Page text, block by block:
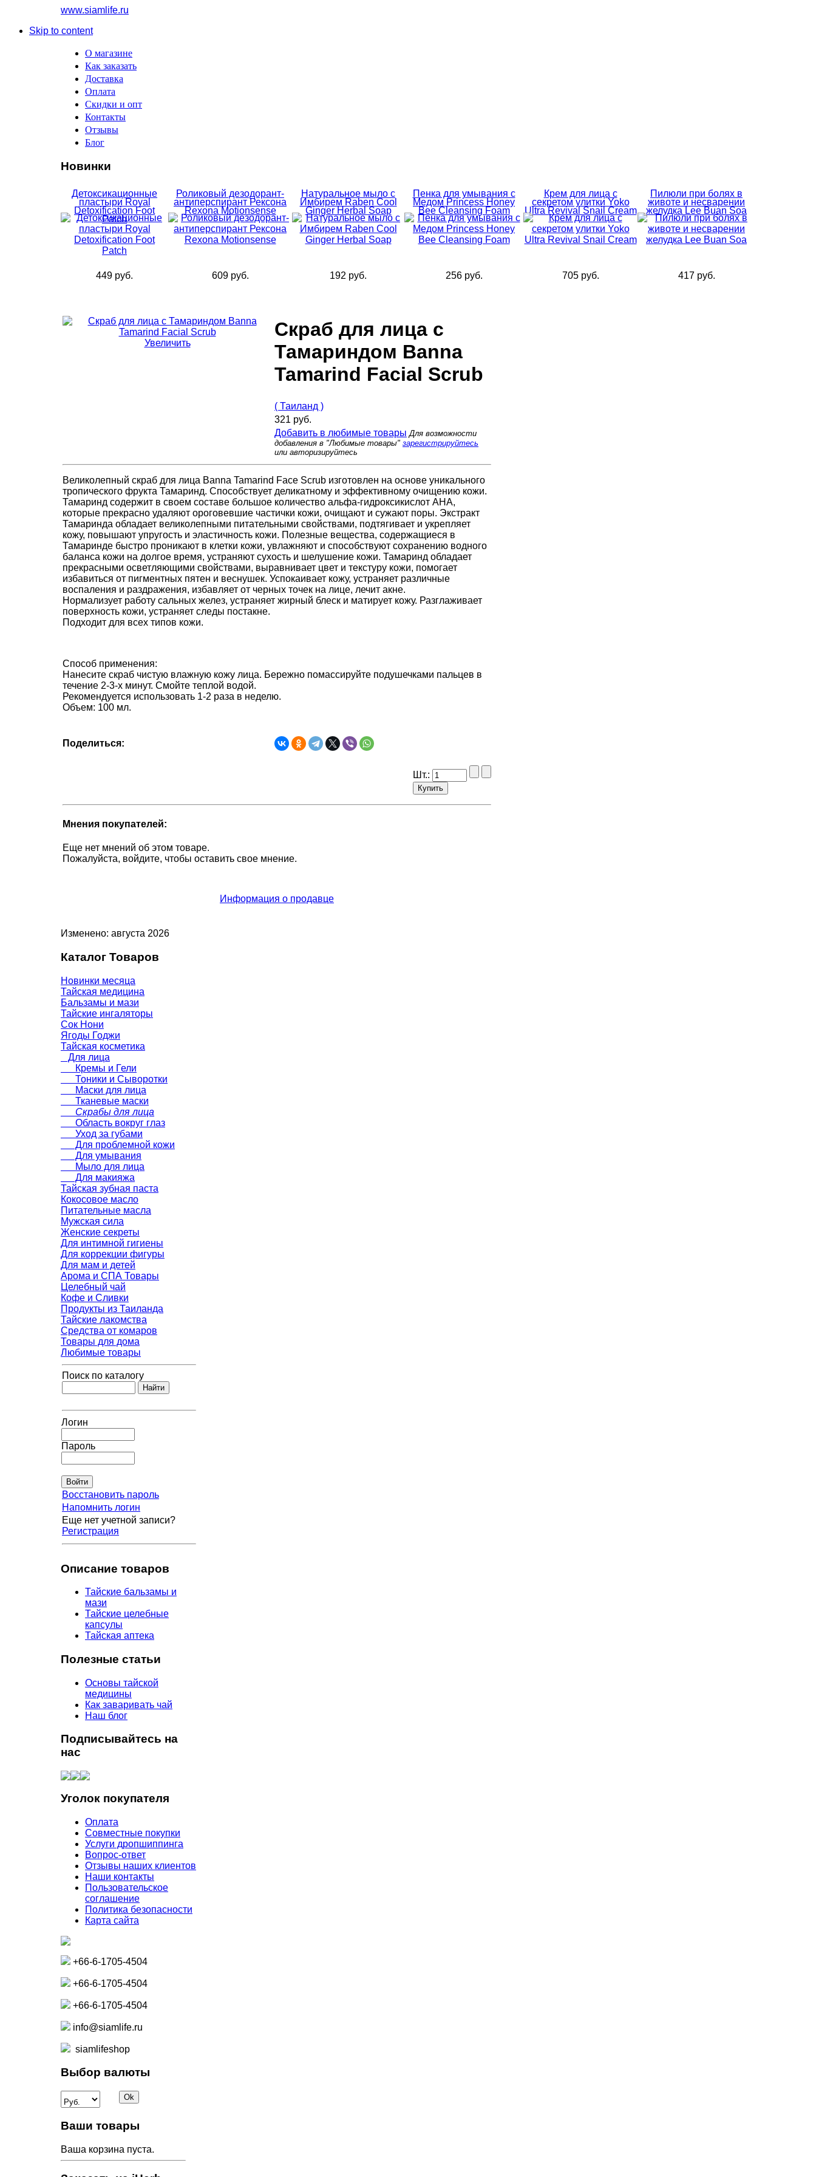
www.siamlife.ru
Skip to content
О магазине
Как заказать
Доставка
Оплата
Скидки и опт
Контакты
Отзывы
Блог
Новинки
Детоксикационные
пластыри Royal
Detoxification Foot
Patch
449 руб.
Роликовый дезодорант-
антиперспирант Рексона
Rexona Motionsense
609 руб.
Натуральное мыло с
Имбирем Raben Cool
Ginger Herbal Soap
192 руб.
Пенка для умывания с
Медом Princess Honey
Bee Cleansing Foam
256 руб.
Крем для лица с
секретом улитки Yoko
Ultra Revival Snail Cream
705 руб.
Пилюли при болях в
животе и несварении
желудка Lee Buan Soa
417 руб.
Увеличить
Скраб для лица с
Тамариндом Banna
Tamarind Facial Scrub
( Таиланд )
321 руб.
Добавить в любимые товары Для возможности
добавления в "Любимые товары" зарегистрируйтесь
или авторизируйтесь
Великолепный скраб для лица Banna Tamarind Face Scrub изготовлен на основе уникального
тропического фрукта Тамаринд. Способствует деликатному и эффективному очищению кожи.
Тамаринд содержит в своем составе большое количество альфа-гидроксикислот АНА,
которые прекрасно удаляют ороговевшие частички кожи, очищают и сужают поры. Экстракт
Тамаринда обладает великолепными питательными свойствами, подтягивает и укрепляет
кожу, повышают упругость и эластичность кожи. Полезные вещества, содержащиеся в
Тамаринде быстро проникают в клетки кожи, увлажняют и способствуют сохранению водного
баланса кожи на долгое время, устраняют сухость и шелушение кожи. Тамаринд обладает
прекрасными осветляющими свойствами, выравнивает цвет и текстуру кожи, помогает
избавиться от пигментных пятен и веснушек. Успокаивает кожу, устраняет различные
воспаления и раздражения, избавляет от черных точек на лице, лечит акне.
Нормализует работу сальных желез, устраняет жирный блеск и матирует кожу. Разглаживает
поверхность кожи, устраняет следы постакне.
Подходит для всех типов кожи.
Способ применения:
Нанесите скраб чистую влажную кожу лица. Бережно помассируйте подушечками пальцев в
течение 2-3-х минут. Смойте теплой водой.
Рекомендуется использовать 1-2 раза в неделю.
Объем: 100 мл.
Поделиться:
Шт.:
Мнения покупателей:
Еще нет мнений об этом товаре.
Пожалуйста, войдите, чтобы оставить свое мнение.
Информация о продавце
Изменено: августа 2026
Каталог Товаров
Новинки месяца
Тайская медицина
Бальзамы и мази
Тайские ингаляторы
Сок Нони
Ягоды Годжи
Тайская косметика
Для лица
Кремы и Гели
Тоники и Сыворотки
Маски для лица
Тканевые маски
Скрабы для лица
Область вокруг глаз
Уход за губами
Для проблемной кожи
Для умывания
Мыло для лица
Для макияжа
Тайская зубная паста
Кокосовое масло
Питательные масла
Мужская сила
Женские секреты
Для интимной гигиены
Для коррекции фигуры
Для мам и детей
Арома и СПА Товары
Целебный чай
Кофе и Сливки
Продукты из Таиланда
Тайские лакомства
Средства от комаров
Товары для дома
Любимые товары
Поиск по каталогу
Логин
Пароль
Восстановить пароль
Напомнить логин
Еще нет учетной записи?
Регистрация
Описание товаров
Тайские бальзамы и
мази
Тайские целебные
капсулы
Тайская аптека
Полезные статьи
Основы тайской
медицины
Как заваривать чай
Наш блог
Подписывайтесь на
нас
Уголок покупателя
Оплата
Совместные покупки
Услуги дропшиппинга
Вопрос-ответ
Отзывы наших клиентов
Наши контакты
Пользовательское
соглашение
Политика безопасности
Карта сайта
+66-6-1705-4504
+66-6-1705-4504
+66-6-1705-4504
info@siamlife.ru
siamlifeshop
Выбор валюты
Ваши товары
Ваша корзина пуста.